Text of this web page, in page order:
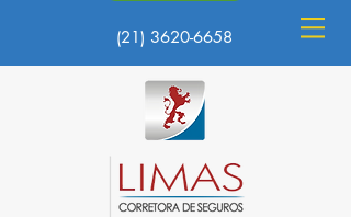
(21) 3620-6658